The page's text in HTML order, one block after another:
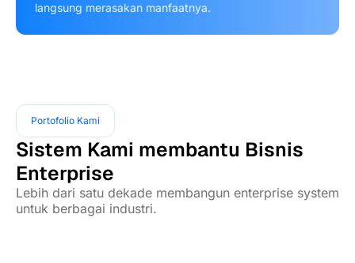
langsung merasakan manfaatnya.
Portofolio Kami
Sistem Kami membantu Bisnis
Enterprise
Lebih dari satu dekade membangun enterprise system
untuk berbagai industri.